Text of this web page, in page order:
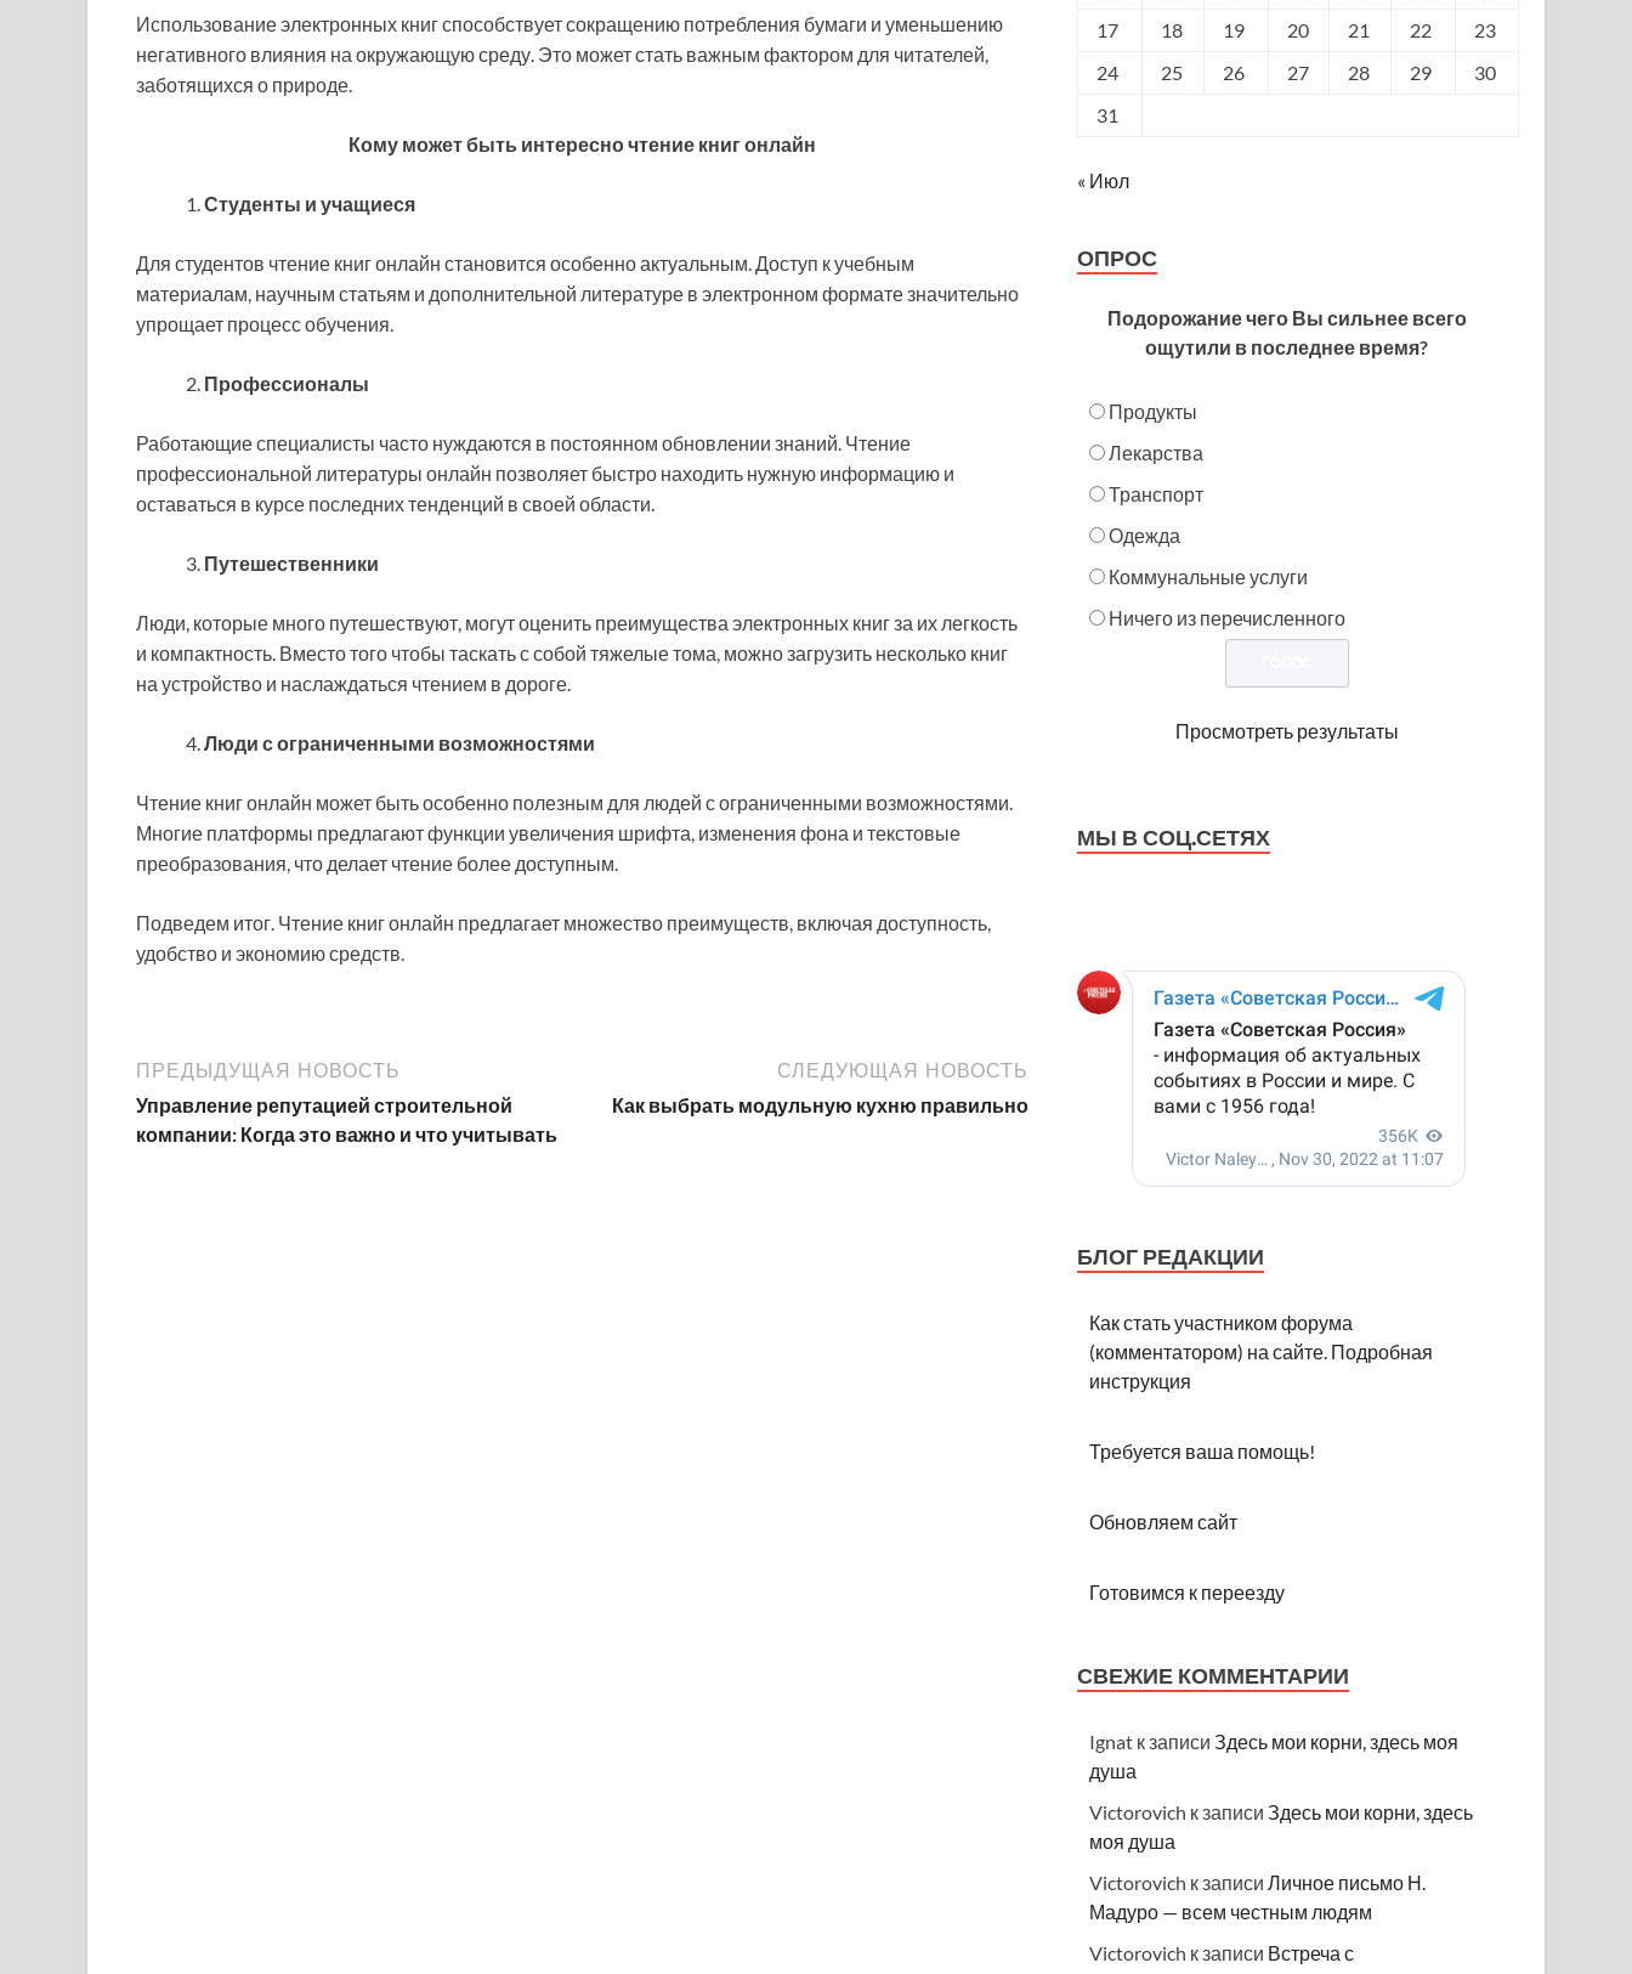
Использование электронных книг способствует сокращению потребления бумаги и уменьшению
негативного влияния на окружающую среду. Это может стать важным фактором для читателей,
заботящихся о природе.
Кому может быть интересно чтение книг онлайн
Студенты и учащиеся
Для студентов чтение книг онлайн становится особенно актуальным. Доступ к учебным
материалам, научным статьям и дополнительной литературе в электронном формате значительно
упрощает процесс обучения.
Профессионалы
Работающие специалисты часто нуждаются в постоянном обновлении знаний. Чтение
профессиональной литературы онлайн позволяет быстро находить нужную информацию и
оставаться в курсе последних тенденций в своей области.
Путешественники
Люди, которые много путешествуют, могут оценить преимущества электронных книг за их легкость
и компактность. Вместо того чтобы таскать с собой тяжелые тома, можно загрузить несколько книг
на устройство и наслаждаться чтением в дороге.
Люди с ограниченными возможностями
Чтение книг онлайн может быть особенно полезным для людей с ограниченными возможностями.
Многие платформы предлагают функции увеличения шрифта, изменения фона и текстовые
преобразования, что делает чтение более доступным.
Подведем итог. Чтение книг онлайн предлагает множество преимуществ, включая доступность,
удобство и экономию средств.
ПРЕДЫДУЩАЯ НОВОСТЬ
Управление репутацией строительной
компании: Когда это важно и что учитывать
СЛЕДУЮЩАЯ НОВОСТЬ
Как выбрать модульную кухню правильно
17
18 19 20 21 22
23
24
25 26 27 28 29
30
31
« Июл
ОПРОС
Подорожание чего Вы сильнее всего
ощутили в последнее время?
Продукты
Лекарства
Транспорт
Одежда
Коммунальные услуги
Ничего из перечисленного
Просмотреть результаты
МЫ В СОЦ.СЕТЯХ
БЛОГ РЕДАКЦИИ
Как стать участником форума
(комментатором) на сайте. Подробная
инструкция
Требуется ваша помощь!
Обновляем сайт
Готовимся к переезду
СВЕЖИЕ КОММЕНТАРИИ
Ignat к записи Здесь мои корни, здесь моя
душа
Victorovich к записи Здесь мои корни, здесь
моя душа
Victorovich к записи Личное письмо Н.
Мадуро — всем честным людям
Victorovich к записи Встреча с